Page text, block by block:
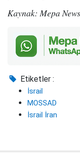
Kaynak: Mepa News
Etiketler :
İsrail
MOSSAD
İsrail İran